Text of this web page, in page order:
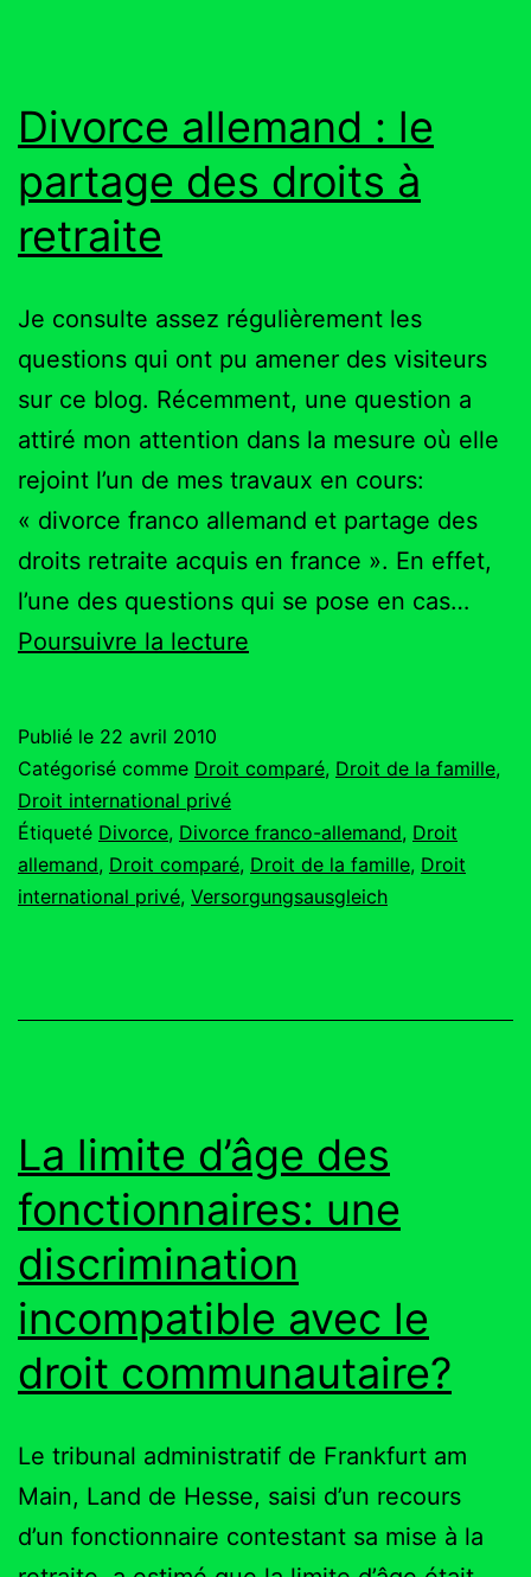
Divorce allemand : le
partage des droits à
retraite
Je consulte assez régulièrement les
questions qui ont pu amener des visiteurs
sur ce blog. Récemment, une question a
attiré mon attention dans la mesure où elle
rejoint l’un de mes travaux en cours:
« divorce franco allemand et partage des
droits retraite acquis en france ». En effet,
l’une des questions qui se pose en cas…
Poursuivre la lecture
le
des
droits
Publié le 22 avril 2010
Catégorisé comme Droit comparé, Droit de la famille,
Droit international privé
Étiqueté Divorce, Divorce franco-allemand, Droit
allemand, Droit comparé, Droit de la famille, Droit
international privé, Versorgungsausgleich
La limite d’âge des
fonctionnaires: une
discrimination
incompatible avec le
droit communautaire?
Le tribunal administratif de Frankfurt am
Main, Land de Hesse, saisi d’un recours
d’un fonctionnaire contestant sa mise à la